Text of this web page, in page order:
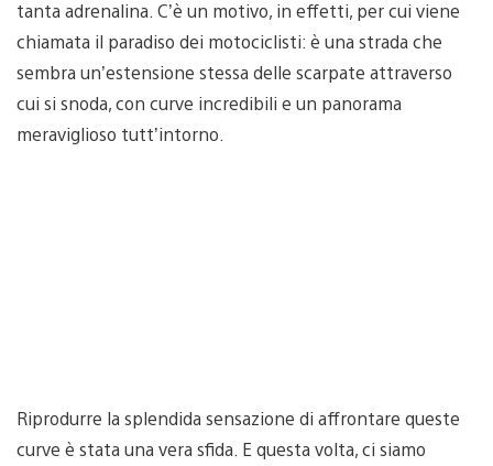
tanta adrenalina. C’è un motivo, in effetti, per cui viene
chiamata il paradiso dei motociclisti: è una strada che
sembra un’estensione stessa delle scarpate attraverso
cui si snoda, con curve incredibili e un panorama
meraviglioso tutt’intorno.
Riprodurre la splendida sensazione di affrontare queste
curve è stata una vera sfida. E questa volta, ci siamo